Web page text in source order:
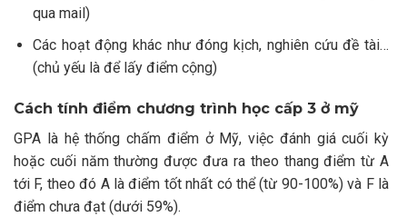
qua mail)
Các hoạt động khác như đóng kịch, nghiên cứu đề tài…
(chủ yếu là để lấy điểm cộng)
Cách tính điểm chương trình học cấp 3 ở mỹ
GPA là hệ thống chấm điểm ở Mỹ, việc đánh giá cuối kỳ
hoặc cuối năm thường được đưa ra theo thang điểm từ A
tới F, theo đó A là điểm tốt nhất có thể (từ 90-100%) và F là
điểm chưa đạt (dưới 59%).